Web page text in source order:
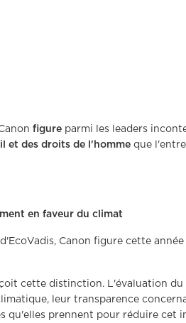
figure parmi les leaders
et des droits de l'homme que
en faveur du climat
Canon figure cette année
cette distinction. L'évaluation du
leur transparence
qu'elles prennent pour réduire cet